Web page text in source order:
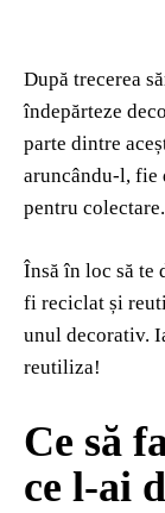
După trecerea
îndepărteze
parte dintre
aruncându-l, fie
pentru colectare.
Însă în loc să te
fi reciclat și
unul decorativ.
reutiliza!
Ce să
ce l-ai